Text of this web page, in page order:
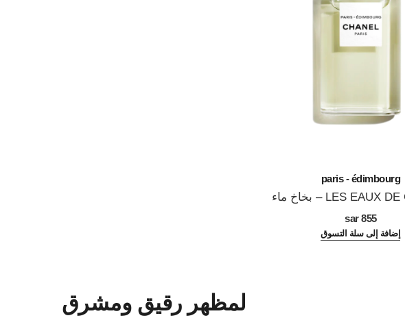
paris - édimbourg
LES EAUX DE CHANEL – بخاخ ماء
تواليت
855 sar
إضافة إلى سلة التسوق
لمظهر رقيق ومشرق